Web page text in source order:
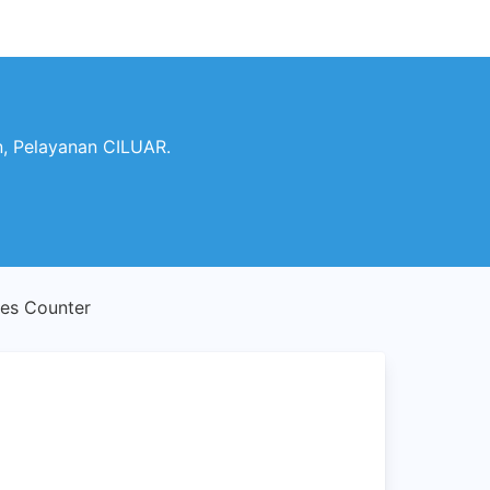
Pelayanan CILUAR.
Counter